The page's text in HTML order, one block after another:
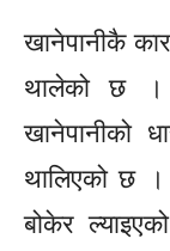
खानेपानीकै
थालेको छ ।
खानेपानीको
थालिएको छ
बोकेर